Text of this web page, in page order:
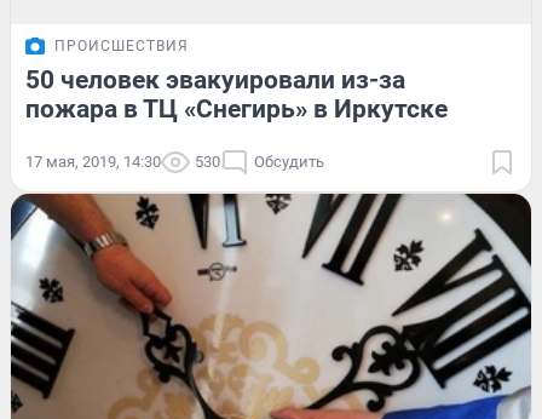
ПРОИСШЕСТВИЯ
50 человек эвакуировали из-за
пожара в ТЦ «Снегирь» в Иркутске
17 мая, 2019, 14:30 530 Обсудить